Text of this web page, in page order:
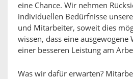
eine Chance. Wir nehmen
individuellen Bedürfnisse
und Mitarbeiter, soweit dies
wissen, dass eine ausgewogene
einer besseren Leistung am
Was wir dafür erwarten?